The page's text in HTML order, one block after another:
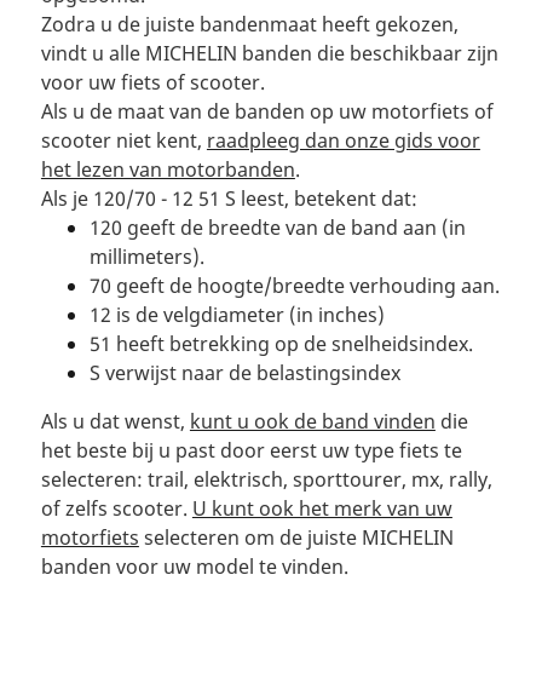
Zodra u de juiste bandenmaat heeft gekozen,
vindt u alle MICHELIN banden die beschikbaar zijn
voor uw fiets of scooter.
Als u de maat van de banden op uw motorfiets of
scooter niet kent, raadpleeg dan onze gids voor
het lezen van motorbanden.
Als je 120/70 - 12 51 S leest, betekent dat:
120 geeft de breedte van de band aan (in
millimeters).
70 geeft de hoogte/breedte verhouding aan.
12 is de velgdiameter (in inches)
51 heeft betrekking op de snelheidsindex.
S verwijst naar de belastingsindex
Als u dat wenst, kunt u ook de band vinden die
het beste bij u past door eerst uw type fiets te
selecteren: trail, elektrisch, sporttourer, mx, rally,
of zelfs scooter. U kunt ook het merk van uw
motorfiets selecteren om de juiste MICHELIN
banden voor uw model te vinden.